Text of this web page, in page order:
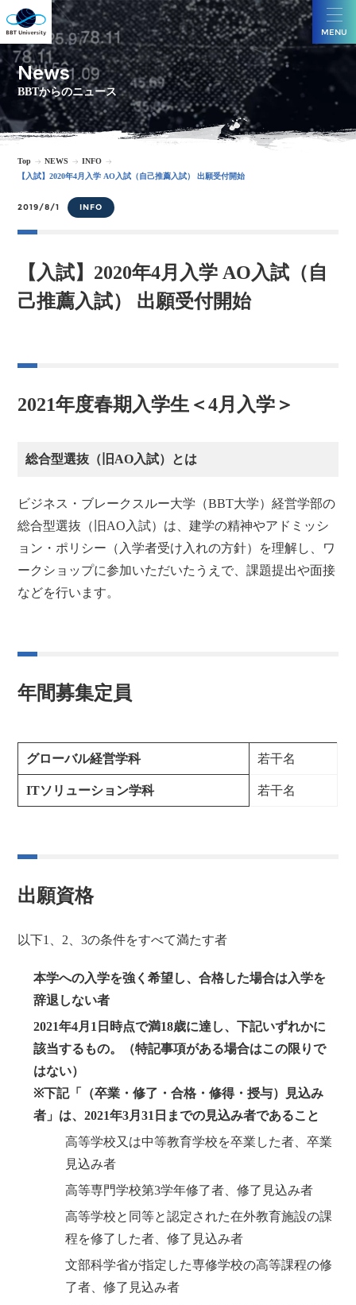
MENU
News
BBTからのニュース
Top NEWS
INFO
【入試】2020年4月入学 AO入試（自己推薦入試） 出願受付開始
2019/8/1 INFO
【入試】2020年4月入学 AO入試（自
己推薦入試） 出願受付開始
2021年度春期入学生＜4月入学＞
総合型選抜（旧AO入試）とは
ビジネス・ブレークスルー大学（BBT大学）経営学部の
総合型選抜（旧AO入試）は、建学の精神やアドミッシ
ョン・ポリシー（入学者受け入れの方針）を理解し、ワ
ークショップに参加いただいたうえで、課題提出や面接
などを行います。
年間募集定員
グローバル経営学科 若干名
ITソリューション学科 若干名
出願資格
以下1、2、3の条件をすべて満たす者
本学への入学を強く希望し、合格した場合は入学を
辞退しない者
2021年4月1日時点で満18歳に達し、下記いずれかに
該当するもの。（特記事項がある場合はこの限りで
はない）
※下記「（卒業・修了・合格・修得・授与）見込み
者」は、2021年3月31日までの見込み者であること
高等学校又は中等教育学校を卒業した者、卒業
見込み者
高等専門学校第3学年修了者、修了見込み者
高等学校と同等と認定された在外教育施設の課
程を修了した者、修了見込み者
文部科学省が指定した専修学校の高等課程の修
了者、修了見込み者